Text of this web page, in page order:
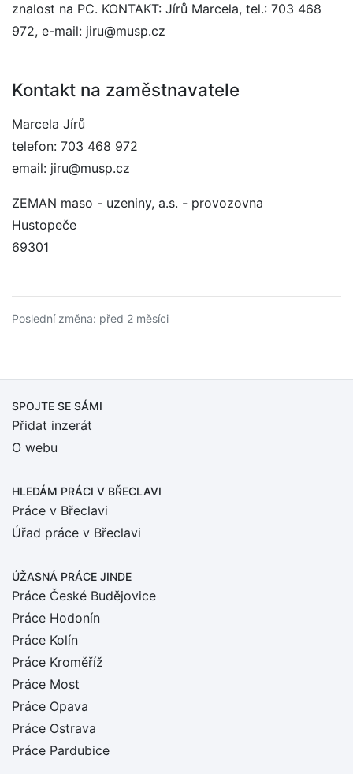
znalost na PC. KONTAKT: Jírů Marcela, tel.: 703 468
972, e-mail: jiru@musp.cz
Kontakt na zaměstnavatele
Marcela Jírů
telefon: 703 468 972
email: jiru@musp.cz
ZEMAN maso - uzeniny, a.s. - provozovna
Hustopeče
69301
Poslední změna: před 2 měsíci
SPOJTE SE SÁMI
Přidat inzerát
O webu
HLEDÁM PRÁCI V BŘECLAVI
Práce v Břeclavi
Úřad práce v Břeclavi
ÚŽASNÁ PRÁCE JINDE
Práce České Budějovice
Práce Hodonín
Práce Kolín
Práce Kroměříž
Práce Most
Práce Opava
Práce Ostrava
Práce Pardubice